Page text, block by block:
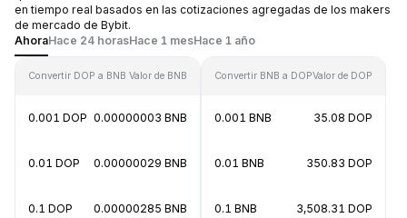
en tiempo real basados en las cotizaciones agregadas de los makers
de mercado de Bybit.
AhoraHace 24 horasHace 1 mesHace 1 año
Convertir DOP a BNB Valor de BNB
0.001 DOP 0.00000003 BNB
0.01 DOP 0.00000029 BNB
0.1 DOP 0.00000285 BNB
Convertir BNB a DOPValor de DOP
0.001 BNB 35.08 DOP
0.01 BNB 350.83 DOP
0.1 BNB 3,508.31 DOP